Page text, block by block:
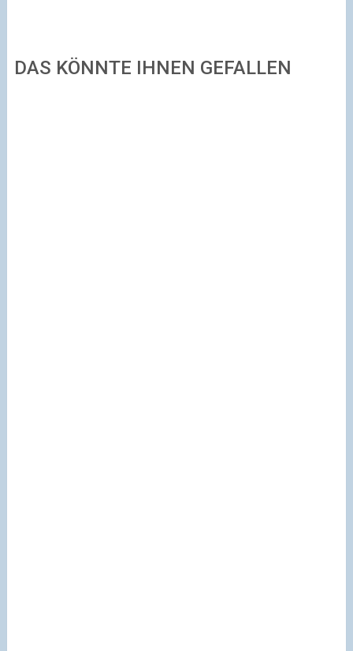
DAS KÖNNTE IHNEN GEFALLEN